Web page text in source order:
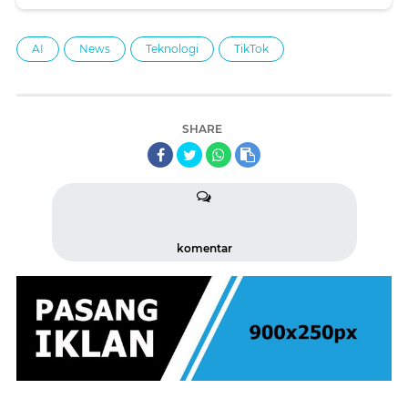
AI News Teknologi TikTok
SHARE
komentar